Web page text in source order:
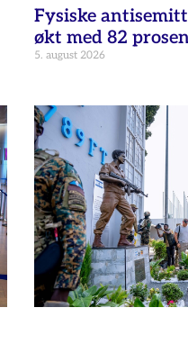
Fysiske
økt med 82
5. august 2026